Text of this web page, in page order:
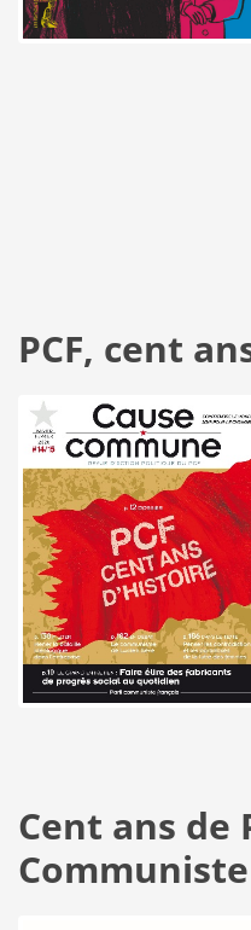
PCF, cent
Cent ans de